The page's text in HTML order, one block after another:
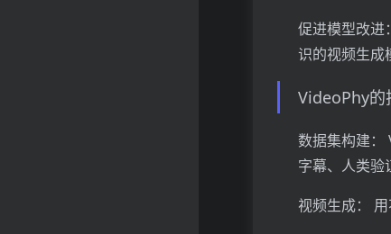
促进模型改进
识的视频生成
VideoPhy的
数据集构建：
字幕、人类验
视频生成：